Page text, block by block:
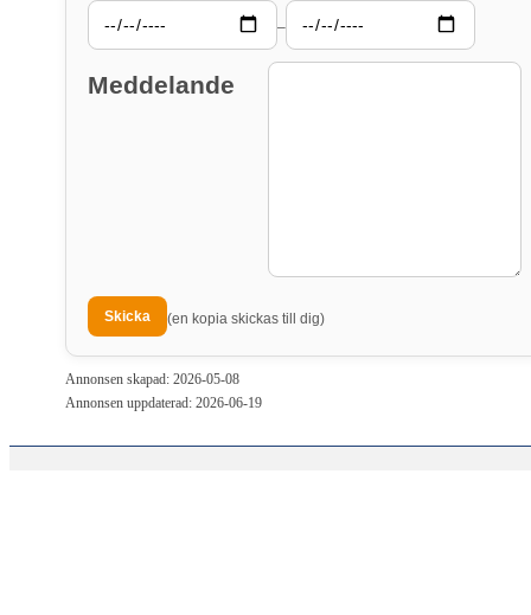
–
Meddelande
(en kopia skickas till dig)
Annonsen skapad: 2026-05-08
Annonsen uppdaterad: 2026-06-19